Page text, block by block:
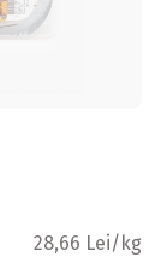
28,66 Lei/kg